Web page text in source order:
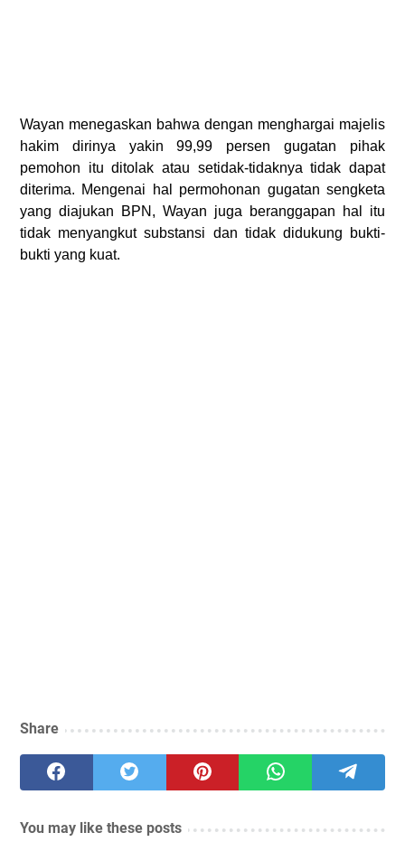
Wayan menegaskan bahwa dengan menghargai majelis
hakim dirinya yakin 99,99 persen gugatan pihak
pemohon itu ditolak atau setidak-tidaknya tidak dapat
diterima. Mengenai hal permohonan gugatan sengketa
yang diajukan BPN, Wayan juga beranggapan hal itu
tidak menyangkut substansi dan tidak didukung bukti-
bukti yang kuat.
Share
You may like these posts